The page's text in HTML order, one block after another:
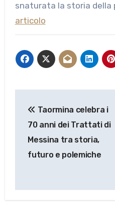
snaturata la storia della
articolo
articoli
Taormina celebra i
70 anni dei Trattati di
Messina tra storia,
futuro e polemiche